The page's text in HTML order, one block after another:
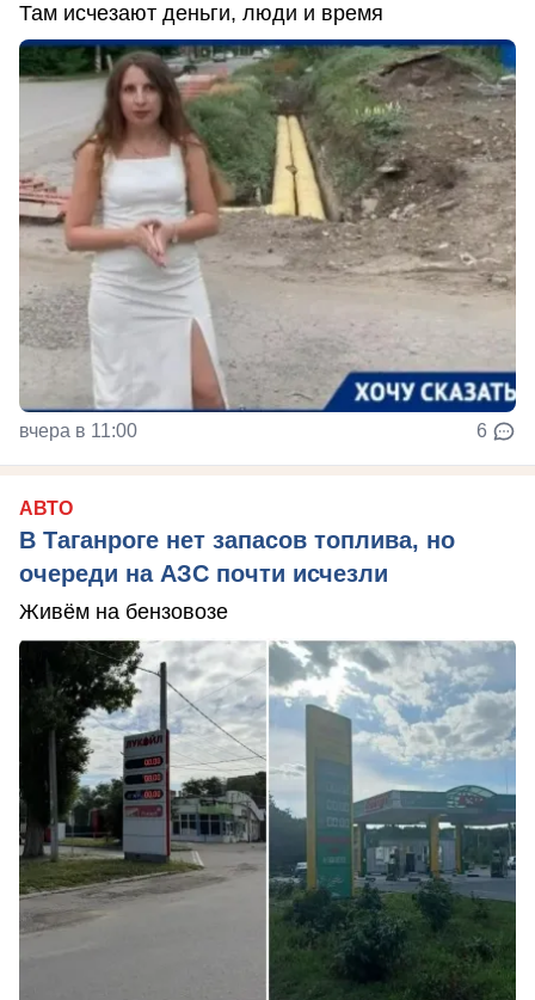
Там исчезают деньги, люди и время
вчера в 11:00 6
АВТО
В Таганроге нет запасов топлива, но
очереди на АЗС почти исчезли
Живём на бензовозе